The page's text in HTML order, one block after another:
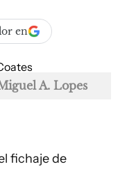
en
A. Lopes
fichaje de